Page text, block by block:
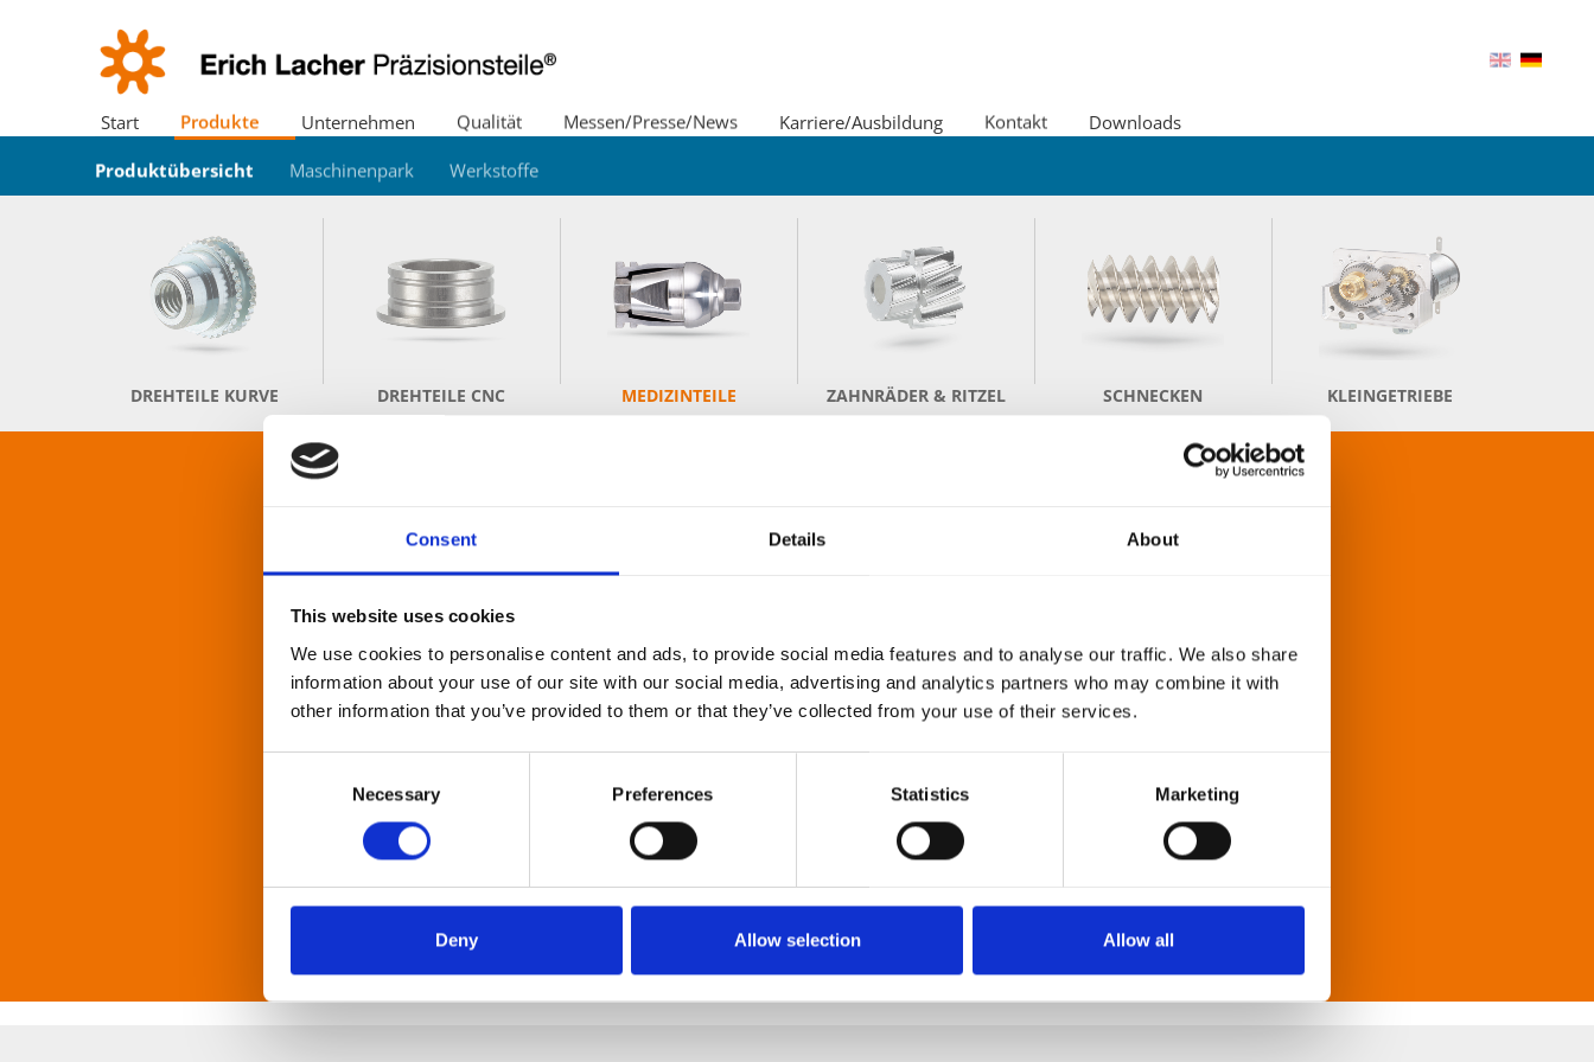
Consent Details About
This website uses cookies
We use cookies to personalise content and ads, to provide social media features and to analyse our traffic. We also share
information about your use of our site with our social media, advertising and analytics partners who may combine it with
other information that you’ve provided to them or that they’ve collected from your use of their services.
Necessary Preferences Statistics Marketing
Deny Allow selection Allow all
Start
Produkte
Produktübersicht
Maschinenpark Werkstoffe
Unternehmen
Standort
Verzahnungszentrum Historie Unternehmenspolitik/Leitbild
Qualität
Zertifikate
Umwelt
Messen/Presse/News
Messetermine
Presse/News
Karriere/Ausbildung
Stellenangebote
Ausbildung
Kontakt
Downloads
Downloads
DREHTEILE KURVE DREHTEILE CNC MEDIZINTEILE ZAHNRÄDER & RITZEL SCHNECKEN KLEINGETRIEBE
MEDIZINTEILE
INDIVIDUELL UND ZUVERLÄSSIG
fertigen unterschiedlichste Präzisionsteile für zahlreiche Bereiche der Medizintechnik. Die große
Fertigungskompetenz, höchste Qualitätsstandards und absolute Präzision machen uns zu einem
gefragten Partner der Medizinbranche.